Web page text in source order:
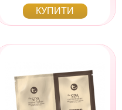
КУПИТИ